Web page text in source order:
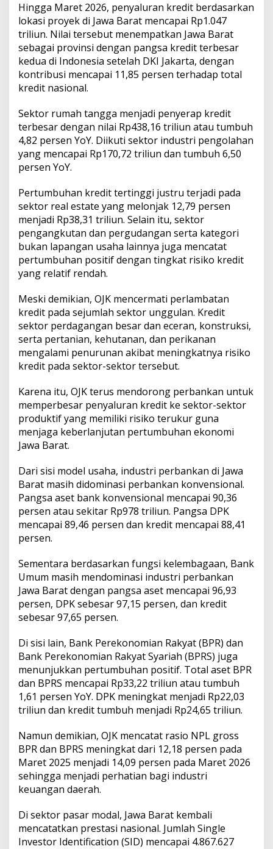
Hingga Maret 2026, penyaluran kredit berdasarkan
lokasi proyek di Jawa Barat mencapai Rp1.047
triliun. Nilai tersebut menempatkan Jawa Barat
sebagai provinsi dengan pangsa kredit terbesar
kedua di Indonesia setelah DKI Jakarta, dengan
kontribusi mencapai 11,85 persen terhadap total
kredit nasional.
Sektor rumah tangga menjadi penyerap kredit
terbesar dengan nilai Rp438,16 triliun atau tumbuh
4,82 persen YoY. Diikuti sektor industri pengolahan
yang mencapai Rp170,72 triliun dan tumbuh 6,50
persen YoY.
Pertumbuhan kredit tertinggi justru terjadi pada
sektor real estate yang melonjak 12,79 persen
menjadi Rp38,31 triliun. Selain itu, sektor
pengangkutan dan pergudangan serta kategori
bukan lapangan usaha lainnya juga mencatat
pertumbuhan positif dengan tingkat risiko kredit
yang relatif rendah.
Meski demikian, OJK mencermati perlambatan
kredit pada sejumlah sektor unggulan. Kredit
sektor perdagangan besar dan eceran, konstruksi,
serta pertanian, kehutanan, dan perikanan
mengalami penurunan akibat meningkatnya risiko
kredit pada sektor-sektor tersebut.
Karena itu, OJK terus mendorong perbankan untuk
memperbesar penyaluran kredit ke sektor-sektor
produktif yang memiliki risiko terukur guna
menjaga keberlanjutan pertumbuhan ekonomi
Jawa Barat.
Dari sisi model usaha, industri perbankan di Jawa
Barat masih didominasi perbankan konvensional.
Pangsa aset bank konvensional mencapai 90,36
persen atau sekitar Rp978 triliun. Pangsa DPK
mencapai 89,46 persen dan kredit mencapai 88,41
persen.
Sementara berdasarkan fungsi kelembagaan, Bank
Umum masih mendominasi industri perbankan
Jawa Barat dengan pangsa aset mencapai 96,93
persen, DPK sebesar 97,15 persen, dan kredit
sebesar 97,65 persen.
Di sisi lain, Bank Perekonomian Rakyat (BPR) dan
Bank Perekonomian Rakyat Syariah (BPRS) juga
menunjukkan pertumbuhan positif. Total aset BPR
dan BPRS mencapai Rp33,22 triliun atau tumbuh
1,61 persen YoY. DPK meningkat menjadi Rp22,03
triliun dan kredit tumbuh menjadi Rp24,65 triliun.
Namun demikian, OJK mencatat rasio NPL gross
BPR dan BPRS meningkat dari 12,18 persen pada
Maret 2025 menjadi 14,09 persen pada Maret 2026
sehingga menjadi perhatian bagi industri
keuangan daerah.
Di sektor pasar modal, Jawa Barat kembali
mencatatkan prestasi nasional. Jumlah Single
Investor Identification (SID) mencapai 4.867.627